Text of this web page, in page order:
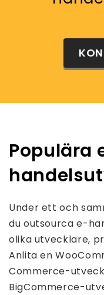
Populära
Under ett och
du outsourca e-
olika utvecklare,
Anlita en
Commerce-
BigCommerce-